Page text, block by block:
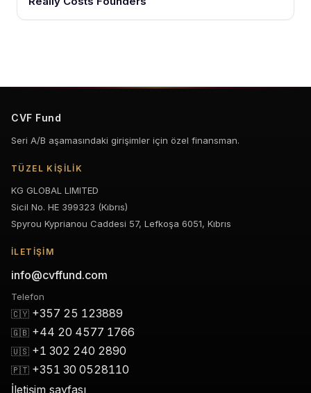
CVF Fund
Seri A/B aşamasındaki girişimler için özel finansman.
TÜZEL KIŞILIK
KG GLOBAL LIMITED
Sicil No. HE 399323 (Kıbrıs)
Spyrou Kyprianou Caddesi 57, Lefkoşa 6051, Kıbrıs
İLETIŞIM
info@cvffund.com
Telefon
🇨🇾 +357 25 123889
🇬🇧 +44 20 4577 1766
🇺🇸 +1 302 240 2890
🇵🇹 +351 30 0528110
İletişim sayfası